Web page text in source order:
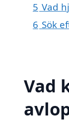
5 Vad
6 Sök
Vad